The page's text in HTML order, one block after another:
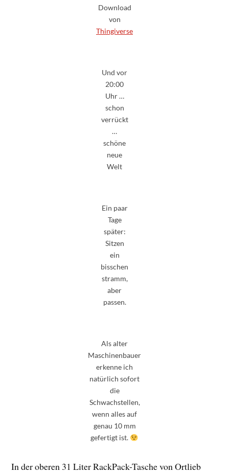
Download
von
Thingiverse
Und vor
20:00
Uhr …
schon
verrückt
…
schöne
neue
Welt
Ein paar
Tage
später:
Sitzen
ein
bisschen
stramm,
aber
passen.
Als alter
Maschinenbauer
erkenne ich
natürlich sofort
die
Schwachstellen,
wenn alles auf
genau 10 mm
gefertigt ist.
In der oberen 31 Liter RackPack-Tasche von Ortlieb